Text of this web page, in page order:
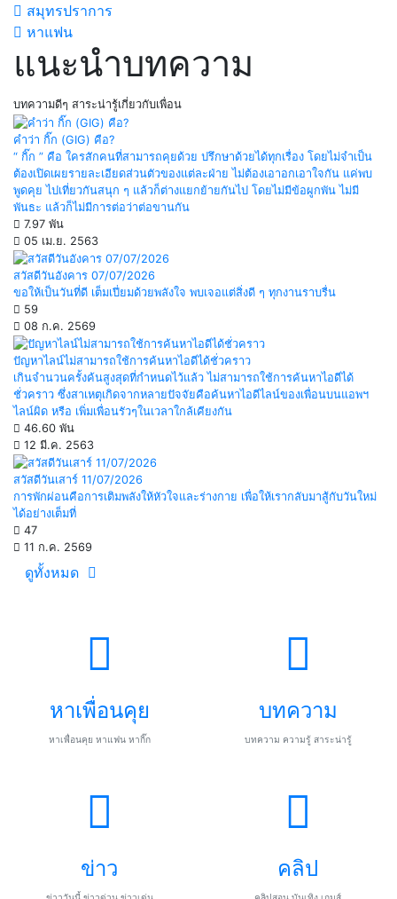
สมุทรปราการ
หาแฟน
แนะนำบทความ
บทความดีๆ สาระน่ารู้เกี่ยวกับเพื่อน
คำว่า กิ๊ก (GIG) คือ?
“ กิ๊ก ” คือ ใครสักคนที่สามารถคุยด้วย ปรึกษาด้วยได้ทุกเรื่อง โดยไม่จำเป็น
ต้องเปิดเผยรายละเอียดส่วนตัวของแต่ละฝ่าย ไม่ต้องเอาอกเอาใจกัน แค่พบ
พูดคุย ไปเที่ยวกันสนุก ๆ แล้วก็ต่างแยกย้ายกันไป โดยไม่มีข้อผูกพัน ไม่มี
พันธะ แล้วก็ไม่มีการต่อว่าต่อขานกัน
7.97 พัน
05 เม.ย. 2563
สวัสดีวันอังคาร 07/07/2026
ขอให้เป็นวันที่ดี เต็มเปี่ยมด้วยพลังใจ พบเจอแต่สิ่งดี ๆ ทุกงานราบรื่น
59
08 ก.ค. 2569
ปัญหาไลน์ไม่สามารถใช้การค้นหาไอดีได้ชั่วคราว
เกินจำนวนครั้งค้นสูงสุดที่กำหนดไว้แล้ว ไม่สามารถใช้การค้นหาไอดีได้
ชั่วคราว ซึ่งสาเหตุเกิดจากหลายปัจจัยคือค้นหาไอดีไลน์ของเพื่อนบนแอพฯ
ไลน์ผิด หรือ เพิ่มเพื่อนรัวๆในเวลาใกล้เคียงกัน
46.60 พัน
12 มี.ค. 2563
สวัสดีวันเสาร์ 11/07/2026
การพักผ่อนคือการเติมพลังให้หัวใจและร่างกาย เพื่อให้เรากลับมาสู้กับวันใหม่
ได้อย่างเต็มที่
47
11 ก.ค. 2569
ดูทั้งหมด
หาเพื่อนคุย
หาเพื่อนคุย หาแฟน หากิ๊ก
บทความ
บทความ ความรู้ สาระน่ารู้
ข่าว คลิป